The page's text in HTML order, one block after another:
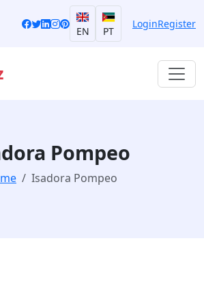
EN PT
LoginRegister
Pompeo
Isadora Pompeo